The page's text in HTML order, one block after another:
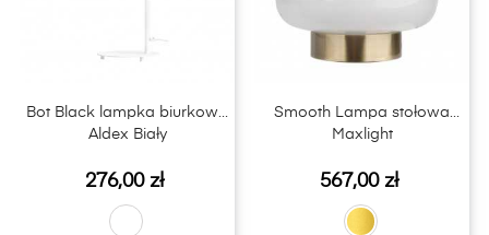
Bot Black lampka biurkowa
Aldex Biały
Cena
276,00 zł
Smooth Lampa stołowa
Maxlight
Cena
567,00 zł